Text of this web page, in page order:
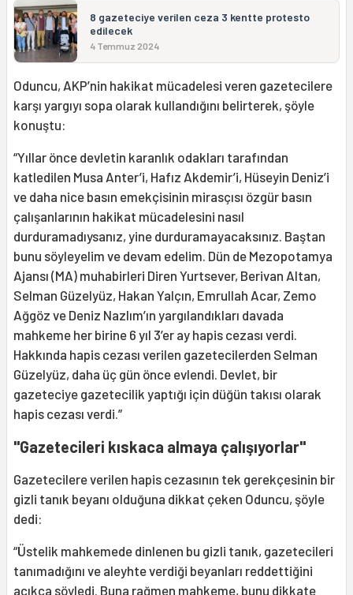
8 gazeteciye verilen ceza 3 kentte protesto
edilecek
4 Temmuz 2024
Oduncu, AKP’nin hakikat mücadelesi veren gazetecilere
karşı yargıyı sopa olarak kullandığını belirterek, şöyle
konuştu:
“Yıllar önce devletin karanlık odakları tarafından
katledilen Musa Anter’i, Hafız Akdemir’i, Hüseyin Deniz’i
ve daha nice basın emekçisinin mirasçısı özgür basın
çalışanlarının hakikat mücadelesini nasıl
durduramadıysanız, yine durduramayacaksınız. Baştan
bunu söyleyelim ve devam edelim. Dün de Mezopotamya
Ajansı (MA) muhabirleri Diren Yurtsever, Berivan Altan,
Selman Güzelyüz, Hakan Yalçın, Emrullah Acar, Zemo
Ağgöz ve Deniz Nazlım’ın yargılandıkları davada
mahkeme her birine 6 yıl 3’er ay hapis cezası verdi.
Hakkında hapis cezası verilen gazetecilerden Selman
Güzelyüz, daha üç gün önce evlendi. Devlet, bir
gazeteciye gazetecilik yaptığı için düğün takısı olarak
hapis cezası verdi.”
"Gazetecileri kıskaca almaya çalışıyorlar"
Gazetecilere verilen hapis cezasının tek gerekçesinin bir
gizli tanık beyanı olduğuna dikkat çeken Oduncu, şöyle
dedi:
“Üstelik mahkemede dinlenen bu gizli tanık, gazetecileri
tanımadığını ve aleyhte verdiği beyanları reddettiğini
açıkça söyledi. Buna rağmen mahkeme, bunu dikkate